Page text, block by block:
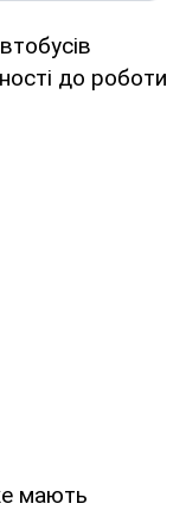
до роботи
мають